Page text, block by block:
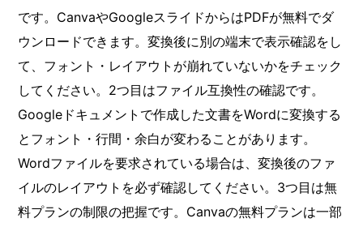
です。CanvaやGoogleスライドからはPDFが無料でダ
ウンロードできます。変換後に別の端末で表示確認をし
て、フォント・レイアウトが崩れていないかをチェック
してください。2つ目はファイル互換性の確認です。
Googleドキュメントで作成した文書をWordに変換する
とフォント・行間・余白が変わることがあります。
Wordファイルを要求されている場合は、変換後のファ
イルのレイアウトを必ず確認してください。3つ目は無
料プランの制限の把握です。Canvaの無料プランは一部